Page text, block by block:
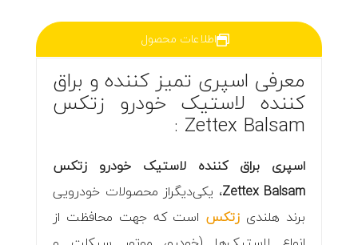
اطلاعات محصول
معرفی اسپری تمیز کننده و براق
کننده لاستیک خودرو زتکس
Zettex Balsam :
اسپری براق کننده لاستیک خودرو زتکس
Zettex Balsam، یکی‌دیگراز محصولات خودرویی
برند هلندی زتکس است که جهت محافظت از